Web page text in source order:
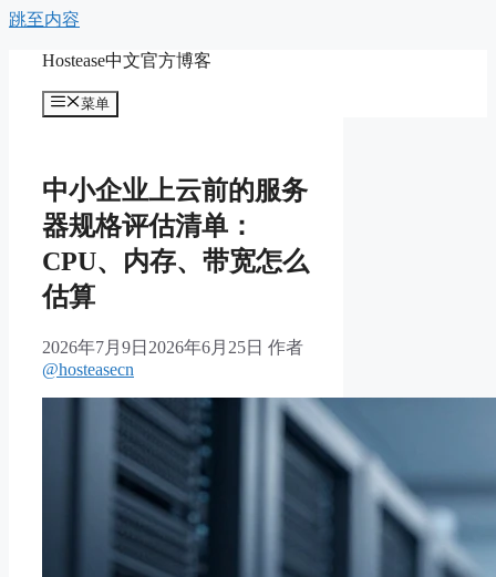
跳至内容
Hostease中文官方博客
菜单
中小企业上云前的服务
器规格评估清单：
CPU、内存、带宽怎么
估算
2026年7月9日 2026年6月25日 作者
@hosteasecn